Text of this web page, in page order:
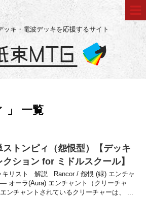
ッキ・電波デッキを応援するサイト
」 一覧
ストンピィ（怨恨型）【デッキ
クション for ミドルスクール】
キリスト 解説 Rancor / 怨恨 (緑) エンチャ
オーラ(Aura) エンチャント（クリーチャ
ンチャントされているクリーチャーは、 ...